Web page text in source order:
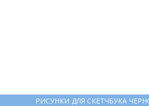
РИСУНКИ ДЛЯ СКЕТЧБУКА